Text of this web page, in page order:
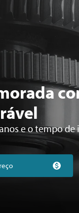
e o tempo